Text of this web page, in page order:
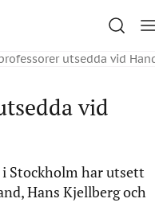
utsedda vid
vid
Stockholm har utsett
Hans Kjellberg och